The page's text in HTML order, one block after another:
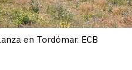
en Tordómar. ECB